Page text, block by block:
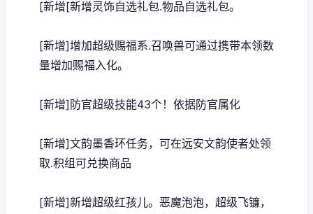
[新增[新增灵饰自选礼包.物品自选礼包。
[新增]增加超级赐福系.召唤兽可通过携带本领数
量增加赐福入化。
[新增]防官超级技能43个！依据防官属化
[新增]文韵墨香环任务，可在远安文韵使者处领
取.积组可兑换商品
[新增]新增超级红孩儿。恶魔泡泡，超级飞镰，